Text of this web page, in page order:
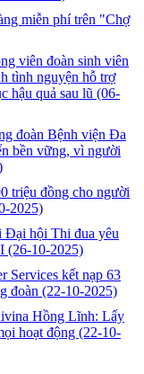
miễn phí trên "Chợ
viên đoàn sinh viên
tình nguyện hỗ trợ
hậu quả sau lũ (06-
đoàn Bệnh viện Đa
bền vững, vì người
triệu đồng cho người
2025)
Đại hội Thi đua yêu
(26-10-2025)
Services kết nạp 63
đoàn (22-10-2025)
Hồng Lĩnh: Lấy
hoạt động (22-10-